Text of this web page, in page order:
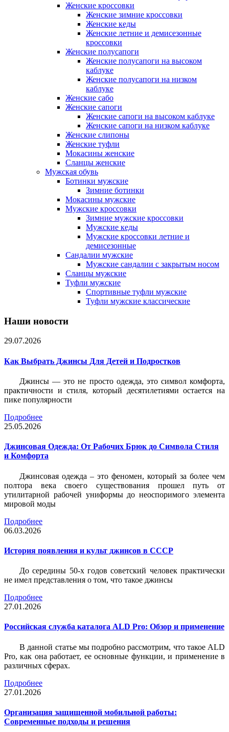
Женские кроссовки
Женские зимние кроссовки
Женские кеды
Женские летние и демисезонные
кроссовки
Женские полусапоги
Женские полусапоги на высоком
каблуке
Женские полусапоги на низком
каблуке
Женские сабо
Женские сапоги
Женские сапоги на высоком каблуке
Женские сапоги на низком каблуке
Женские слипоны
Женские туфли
Мокасины женские
Сланцы женские
Мужская обувь
Ботинки мужские
Зимние ботинки
Мокасины мужские
Мужские кроссовки
Зимние мужские кроссовки
Мужские кеды
Мужские кроссовки летние и
демисезонные
Сандалии мужские
Мужские сандалии с закрытым носом
Сланцы мужские
Туфли мужские
Спортивные туфли мужские
Туфли мужские классические
Наши новости
29.07.2026
Как Выбрать Джинсы Для Детей и Подростков
Джинсы — это не просто одежда, это символ комфорта,
практичности и стиля, который десятилетиями остается на
пике популярности
Подробнее
25.05.2026
Джинсовая Одежда: От Рабочих Брюк до Символа Стиля
и Комфорта
Джинсовая одежда – это феномен, который за более чем
полтора века своего существования прошел путь от
утилитарной рабочей униформы до неоспоримого элемента
мировой моды
Подробнее
06.03.2026
История появления и культ джинсов в СССР
До середины 50-х годов советский человек практически
не имел представления о том, что такое джинсы
Подробнее
27.01.2026
Российская служба каталога ALD Pro: Обзор и применение
В данной статье мы подробно рассмотрим, что такое ALD
Pro, как она работает, ее основные функции, и применение в
различных сферах.
Подробнее
27.01.2026
Организация защищенной мобильной работы:
Современные подходы и решения